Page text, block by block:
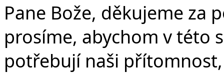
Pane Bože, děkujeme za
prosíme, abychom v této
potřebují naši